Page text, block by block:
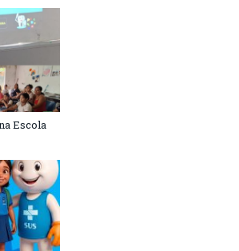
Escola